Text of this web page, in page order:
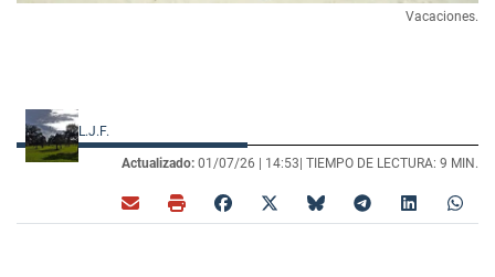
Vacaciones.
L.J.F.
Actualizado: 01/07/26 | 14:53 | TIEMPO DE LECTURA: 9 MIN.